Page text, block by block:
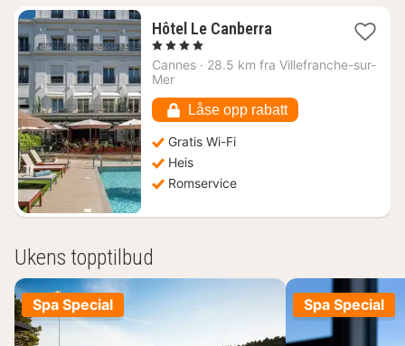
Hôtel Le Canberra1
fra
, 4 Stjerner
Cannes · 28.5 km fra Villefranche-sur-
Mer
Låse opp rabatt
Gratis Wi-Fi
Heis
Romservice
Ukens topptilbud
Spa Special Spa Special